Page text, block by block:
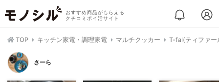
おすすめ商品がもらえる
クチコミポイ活サイト
TOP キッチン家電・調理家電 マルチクッカー T-fal(ティファー
さーら